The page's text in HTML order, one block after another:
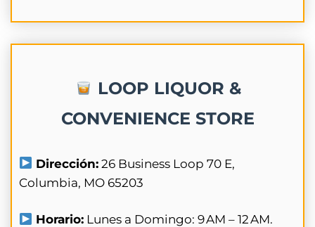
LOOP LIQUOR &
CONVENIENCE STORE
Dirección: 26 Business Loop 70 E,
Columbia, MO 65203
Horario: Lunes a Domingo: 9 AM – 12 AM.